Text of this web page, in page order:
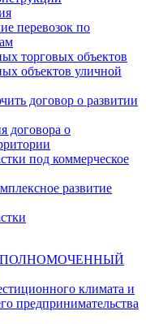
перевозок по
торговых объектов
объектов уличной
договор о развитии
договора о
под коммерческое
развитие
климата и
предпринимательства